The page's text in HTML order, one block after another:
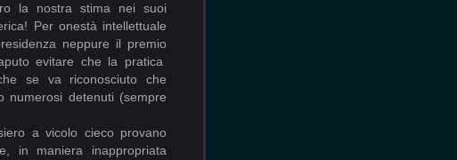
la nostra stima nei suoi
Per onestà intellettuale
neppure il premio
evitare che la pratica
se va riconosciuto che
numerosi detenuti (sempre
a vicolo cieco provano
in maniera inappropriata